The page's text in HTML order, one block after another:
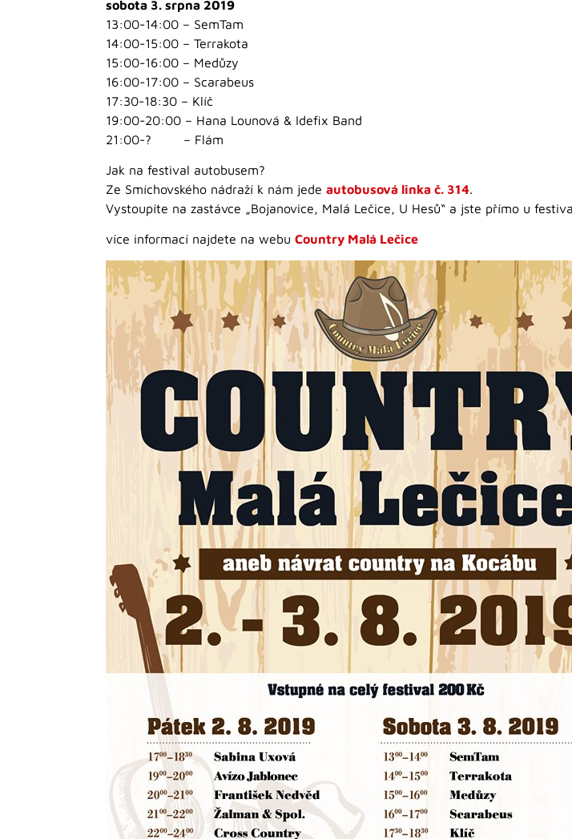
sobota 3. srpna 2019
13:00-14:00 – SemTam
14:00-15:00 – Terrakota
15:00-16:00 – Medůzy
16:00-17:00 – Scarabeus
17:30-18:30 – Klíč
19:00-20:00 – Hana Lounová & Idefix Band
21:00-? – Flám
Jak na festival autobusem?
Ze Smíchovského nádraží k nám jede autobusová linka č. 314.
Vystoupíte na zastávce „Bojanovice, Malá Lečice, U Hesů“ a jste přímo u
více informací najdete na webu Country Malá Lečice